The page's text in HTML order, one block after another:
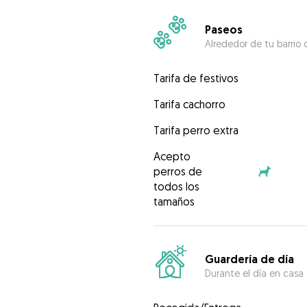
Paseos
Alrededor de tu barrio
Tarifa de festivos
Tarifa cachorro
Tarifa perro extra
Acepto
perros de
todos los
tamaños
Guardería de día
Durante el día en